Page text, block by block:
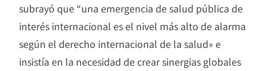
subrayó que “una emergencia de salud pública de
interés internacional es el nivel más alto de alarma
según el derecho internacional de la salud» e
insistía en la necesidad de crear sinergias globales